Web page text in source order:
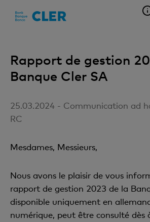
Rapport de gestion
Banque Cler SA
25.03.2024 - Communication ad
RC
Mesdames, Messieurs,
Nous avons le plaisir de vous
rapport de gestion 2023 de la
disponible uniquement en
numérique, peut être consulté dès